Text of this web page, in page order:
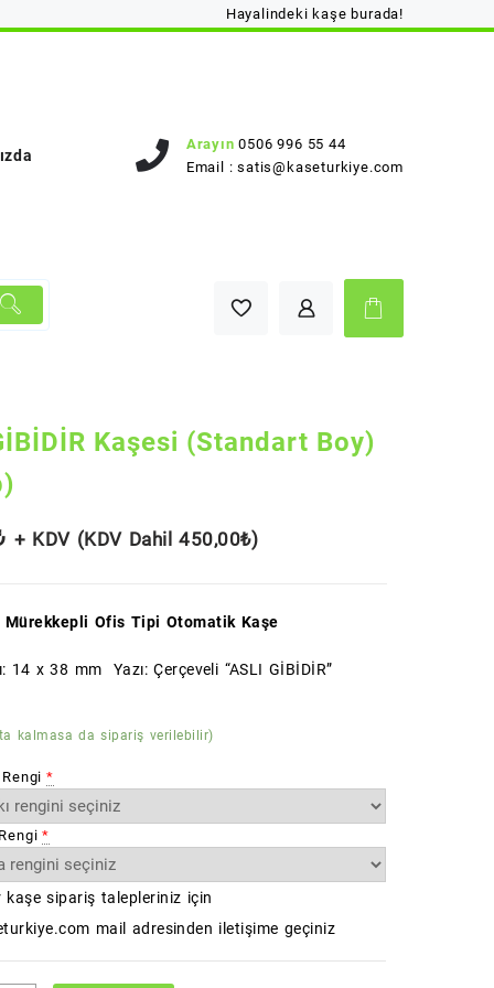
Hayalindeki kaşe burada!
Arayın 0506 996 55 44
Email :satis@kaseturkiye.com
Kaşesi (Standart Boy)
+ KDV (KDV Dahil450,00₺)
Mürekkepli Ofis Tipi Otomatik Kaşe
14 x 38 mm Yazı: Çerçeveli “ASLI GİBİDİR”
kalmasa da sipariş verilebilir)
*
*
kaşe sipariş talepleriniz için
mail adresinden iletişime geçiniz